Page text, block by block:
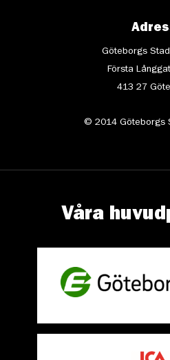
Göteborgs
Första
413 27
© 2014 Göteborgs
Våra